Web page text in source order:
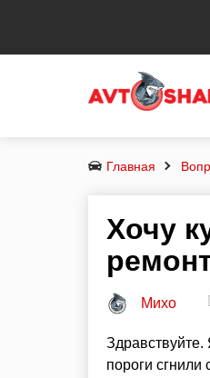
Главная
Хочу
Михо
пороги сгнили